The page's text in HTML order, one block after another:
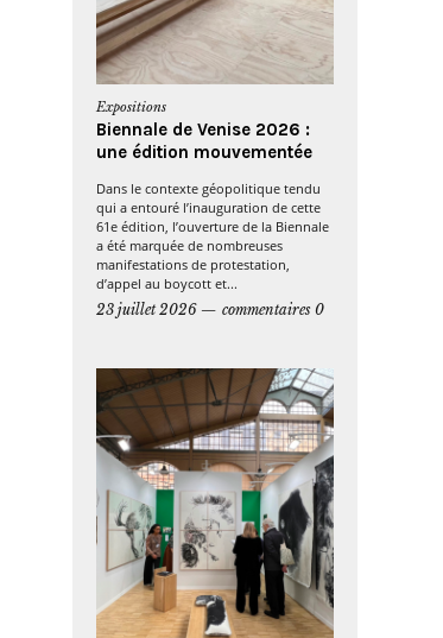
Expositions
Biennale de Venise 2026 :
une édition mouvementée
Dans le contexte géopolitique tendu
qui a entouré l’inauguration de cette
61e édition, l’ouverture de la Biennale
a été marquée de nombreuses
manifestations de protestation,
d’appel au boycott et...
23 juillet 2026
commentaires 0